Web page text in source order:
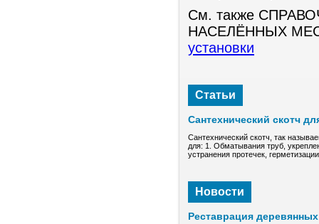
См. также
НАСЕЛЁННЫХ
установки
Статьи
Сантехнический скотч
Сантехнический скотч, так
для: 1. Обматывания труб,
устранения протечек,
Новости
Реставрация